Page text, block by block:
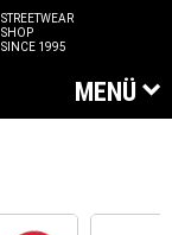
STREETWEAR
SHOP
SINCE 1995
MENÜ